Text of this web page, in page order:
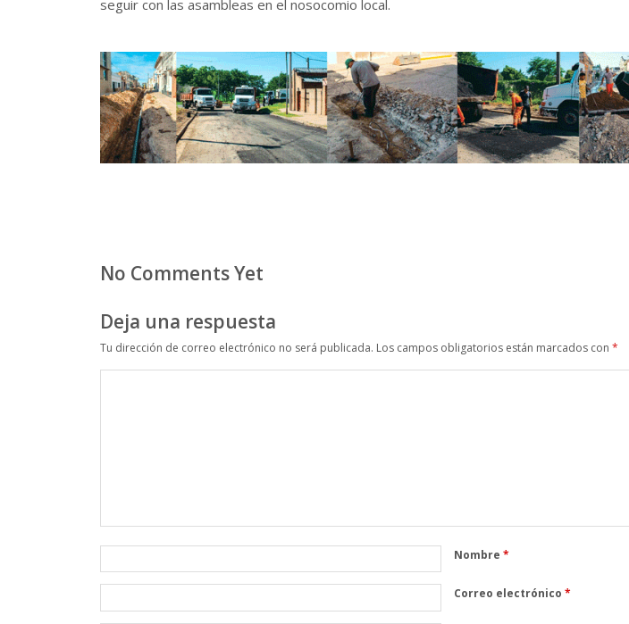
seguir con las asambleas en el nosocomio local.
No Comments Yet
Deja una respuesta
Tu dirección de correo electrónico no será publicada. Los campos obligatorios están marcados con *
Nombre *
Correo electrónico *